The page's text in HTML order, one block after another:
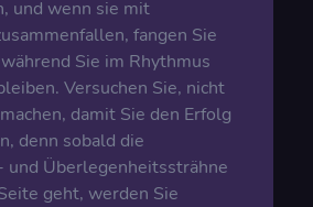
und wenn sie mit
fangen Sie
Sie im Rhythmus
Versuchen Sie, nicht
damit Sie den Erfolg
denn sobald die
und Überlegenheitssträhne
geht, werden Sie